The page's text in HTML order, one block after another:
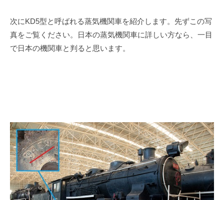
次にKD5型と呼ばれる蒸気機関車を紹介します。先ずこの写
真をご覧ください。日本の蒸気機関車に詳しい方なら、一目
で日本の機関車と判ると思います。